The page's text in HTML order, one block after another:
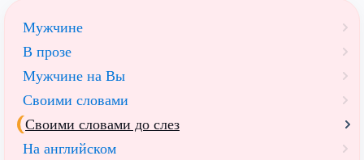
Мужчине
В прозе
Мужчине на Вы
Своими словами
Своими словами до слез
На английском